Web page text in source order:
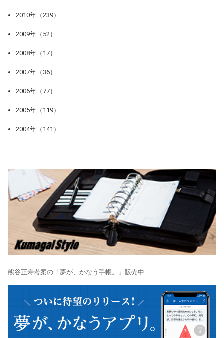
2010年（239）
2009年（52）
2008年（17）
2007年（36）
2006年（77）
2005年（119）
2004年（141）
熊谷正寿考案の「夢が、かなう手帳。」販売中